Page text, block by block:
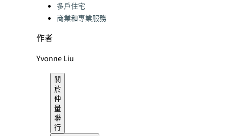
多戶住宅
商業和專業服務
作者
Yvonne Liu
關
於
仲
量
聯
行